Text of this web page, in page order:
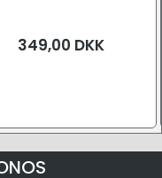
349,00 DKK